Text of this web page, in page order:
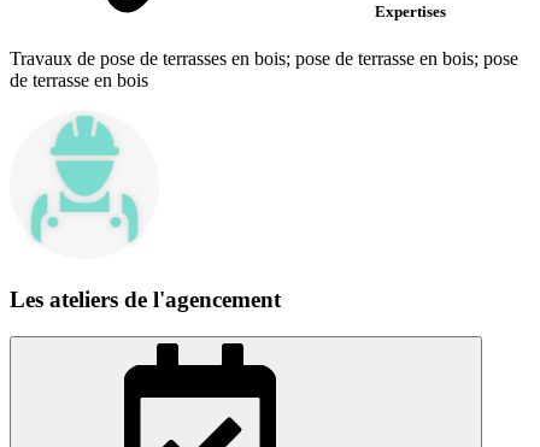
Expertises
Travaux de pose de terrasses en bois; pose de terrasse en bois; pose
de terrasse en bois
Les ateliers de l'agencement